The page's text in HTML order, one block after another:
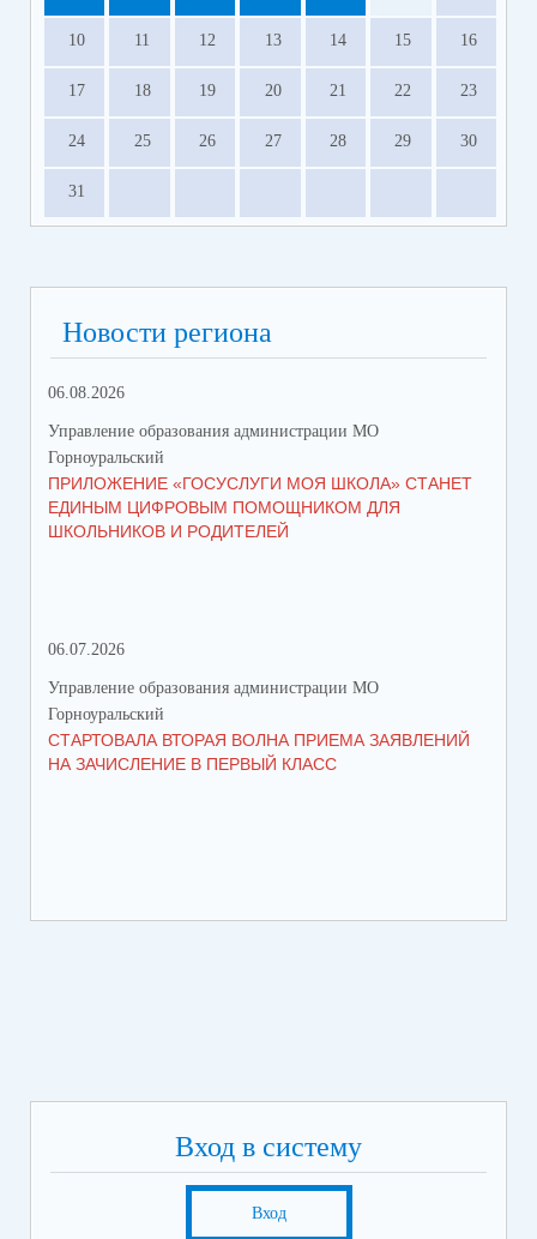
10 11 12 13 14 15 16
17 18 19 20 21 22 23
24 25 26 27 28 29 30
31
Новости региона
06.08.2026
Управление образования администрации МО
Горноуральский
ПРИЛОЖЕНИЕ «ГОСУСЛУГИ МОЯ ШКОЛА» СТАНЕТ
ЕДИНЫМ ЦИФРОВЫМ ПОМОЩНИКОМ ДЛЯ
ШКОЛЬНИКОВ И РОДИТЕЛЕЙ
06.07.2026
Управление образования администрации МО
Горноуральский
СТАРТОВАЛА ВТОРАЯ ВОЛНА ПРИЕМА ЗАЯВЛЕНИЙ
НА ЗАЧИСЛЕНИЕ В ПЕРВЫЙ КЛАСС
Вход в систему
Вход